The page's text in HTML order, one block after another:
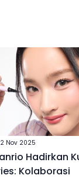
Nov 2025
Hadirkan
Kolaborasi